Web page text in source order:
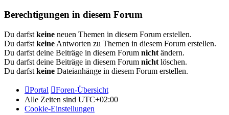
Berechtigungen in diesem Forum
Du darfst keine neuen Themen in diesem Forum erstellen.
Du darfst keine Antworten zu Themen in diesem Forum erstellen.
Du darfst deine Beiträge in diesem Forum nicht ändern.
Du darfst deine Beiträge in diesem Forum nicht löschen.
Du darfst keine Dateianhänge in diesem Forum erstellen.
Portal
Foren-Übersicht
Alle Zeiten sind UTC+02:00
Cookie-Einstellungen